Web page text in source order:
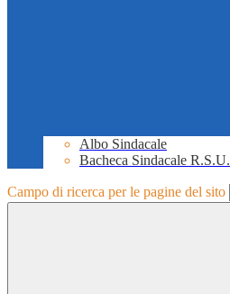
Albo Sindacale
Bacheca Sindacale R.S.U.
Campo di ricerca per le pagine del sito